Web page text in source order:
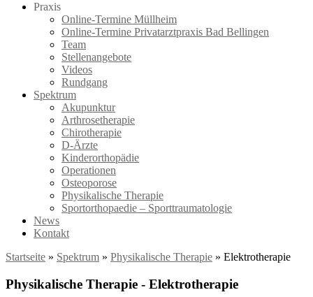
Praxis
Online-Termine Müllheim
Online-Termine Privatarztpraxis Bad Bellingen
Team
Stellenangebote
Videos
Rundgang
Spektrum
Akupunktur
Arthrosetherapie
Chirotherapie
D-Ärzte
Kinderorthopädie
Operationen
Osteoporose
Physikalische Therapie
Sportorthopaedie – Sporttraumatologie
News
Kontakt
Startseite » Spektrum » Physikalische Therapie » Elektrotherapie
Physikalische Therapie - Elektrotherapie